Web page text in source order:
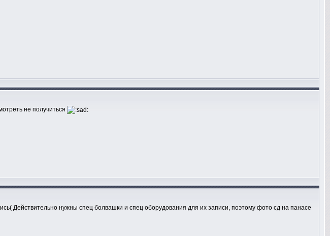
не получиться
Действительно нужны спец болвашки и спец оборудования для их записи, поэтому фото сд на панасе